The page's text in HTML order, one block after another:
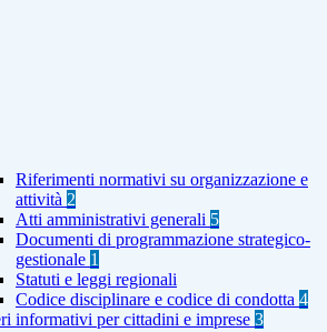
Riferimenti normativi su organizzazione e
attività 2
Atti amministrativi generali 5
Documenti di programmazione strategico-
gestionale 1
Statuti e leggi regionali
Codice disciplinare e codice di condotta 4
informativi per cittadini e imprese 3